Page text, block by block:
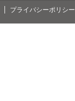
プライバシーポリシー